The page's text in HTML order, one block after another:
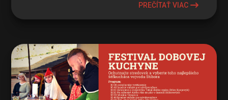
PREČÍTAŤ VIAC